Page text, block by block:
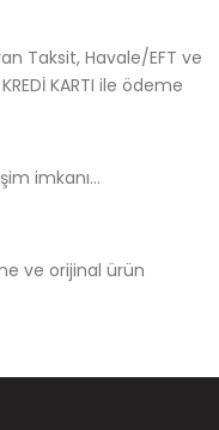
Taksit, Havale/EFT ve
KARTI ile ödeme
imkanı...
ve orijinal ürün